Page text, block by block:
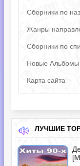
Сборники по
Жанры
Сборники по
Новые Альбомы
Карта сайта
ЛУЧШИЕ